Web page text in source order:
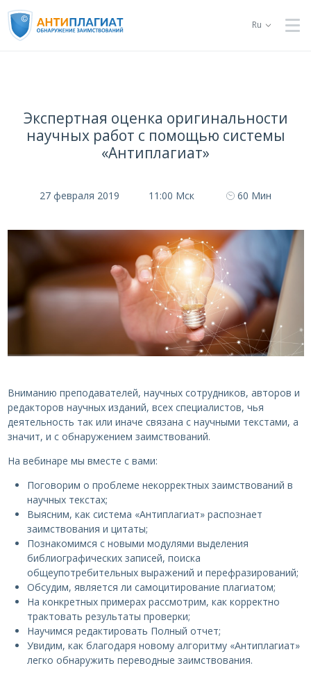
Ru
Экспертная оценка оригинальности
научных работ с помощью системы
«Антиплагиат»
27 февраля 2019 11:00 Мск 60 Мин
Вниманию преподавателей, научных сотрудников, авторов и
редакторов научных изданий, всех специалистов, чья
деятельность так или иначе связана с научными текстами, а
значит, и с обнаружением заимствований.
На вебинаре мы вместе с вами:
Поговорим о проблеме некорректных заимствований в
научных текстах;
Выясним, как система «Антиплагиат» распознает
заимствования и цитаты;
Познакомимся с новыми модулями выделения
библиографических записей, поиска
общеупотребительных выражений и перефразирований;
Обсудим, является ли самоцитирование плагиатом;
На конкретных примерах рассмотрим, как корректно
трактовать результаты проверки;
Научимся редактировать Полный отчет;
Увидим, как благодаря новому алгоритму «Антиплагиат»
легко обнаружить переводные заимствования.